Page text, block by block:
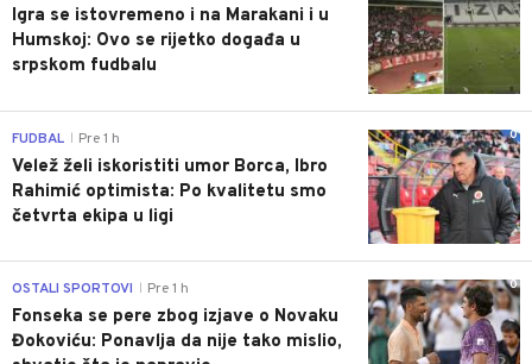
Igra se istovremeno i na Marakani i u
Humskoj: Ovo se rijetko događa u
srpskom fudbalu
0
FUDBAL Pre 1 h
Velež želi iskoristiti umor Borca, Ibro
Rahimić optimista: Po kvalitetu smo
četvrta ekipa u ligi
0
OSTALI SPORTOVI Pre 1 h
Fonseka se pere zbog izjave o Novaku
Đokoviću: Ponavlja da nije tako mislio,